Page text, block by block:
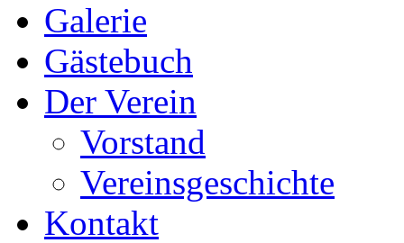
Galerie
Gästebuch
Der Verein
Vorstand
Vereinsgeschichte
Kontakt